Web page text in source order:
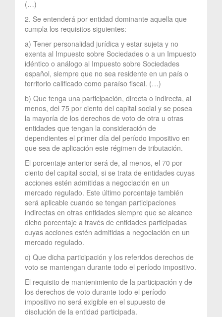
(…)
2. Se entenderá por entidad dominante aquella que
cumpla los requisitos siguientes:
a) Tener personalidad jurídica y estar sujeta y no
exenta al Impuesto sobre Sociedades o a un Impuesto
idéntico o análogo al Impuesto sobre Sociedades
español, siempre que no sea residente en un país o
territorio calificado como paraíso fiscal. (…)
b) Que tenga una participación, directa o indirecta, al
menos, del 75 por ciento del capital social y se posea
la mayoría de los derechos de voto de otra u otras
entidades que tengan la consideración de
dependientes el primer día del período impositivo en
que sea de aplicación este régimen de tributación.
El porcentaje anterior será de, al menos, el 70 por
ciento del capital social, si se trata de entidades cuyas
acciones estén admitidas a negociación en un
mercado regulado. Este último porcentaje también
será aplicable cuando se tengan participaciones
indirectas en otras entidades siempre que se alcance
dicho porcentaje a través de entidades participadas
cuyas acciones estén admitidas a negociación en un
mercado regulado.
c) Que dicha participación y los referidos derechos de
voto se mantengan durante todo el período impositivo.
El requisito de mantenimiento de la participación y de
los derechos de voto durante todo el período
impositivo no será exigible en el supuesto de
disolución de la entidad participada.